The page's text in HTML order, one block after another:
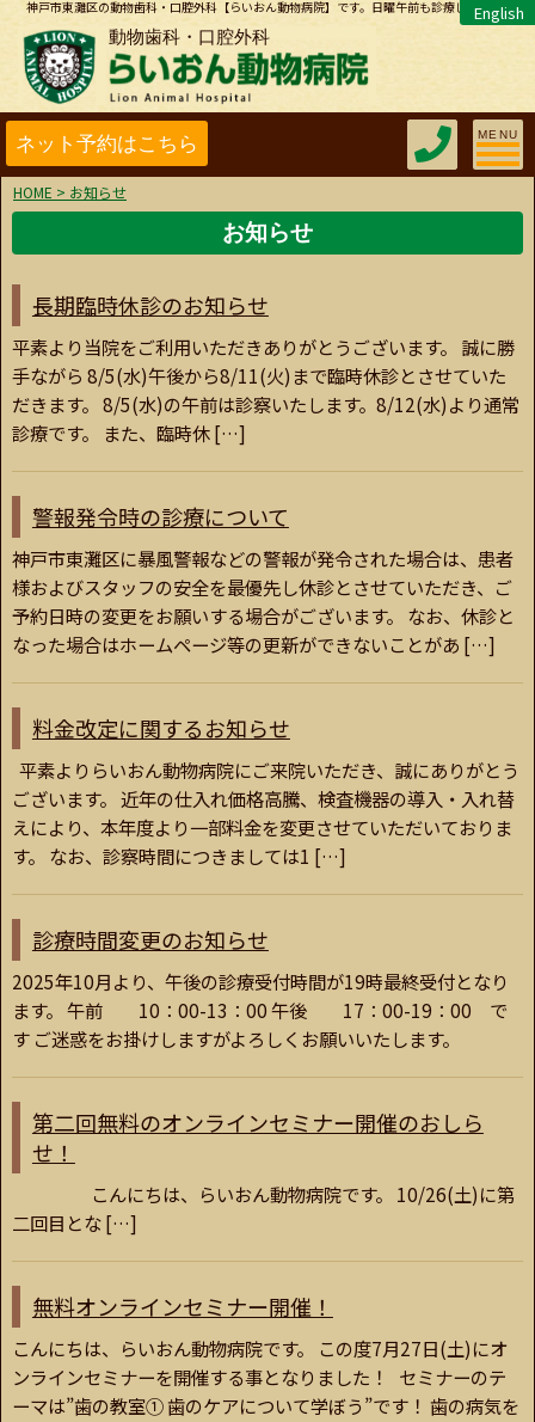
神戸市東灘区の動物歯科・口腔外科【らいおん動物病院】です。日曜午前も診療しています。
動物歯科・口腔外科
English
Toggle
MENU
HOME > お知らせ
お知らせ
長期臨時休診のお知らせ
平素より当院をご利用いただきありがとうございます。 誠に勝
手ながら 8/5(水)午後から8/11(火)まで臨時休診とさせていた
だきます。 8/5(水)の午前は診察いたします。8/12(水)より通常
診療です。 また、臨時休 […]
警報発令時の診療について
神戸市東灘区に暴風警報などの警報が発令された場合は、患者
様およびスタッフの安全を最優先し休診とさせていただき、ご
予約日時の変更をお願いする場合がございます。 なお、休診と
なった場合はホームページ等の更新ができないことがあ […]
料金改定に関するお知らせ
平素よりらいおん動物病院にご来院いただき、誠にありがとう
ございます。 近年の仕入れ価格高騰、検査機器の導入・入れ替
えにより、本年度より一部料金を変更させていただいておりま
す。 なお、診察時間につきましては1 […]
診療時間変更のお知らせ
2025年10月より、午後の診療受付時間が19時最終受付となり
ます。 午前 10：00-13：00 午後 17：00-19：00 で
す ご迷惑をお掛けしますがよろしくお願いいたします。
第二回無料のオンラインセミナー開催のおしら
せ！
こんにちは、らいおん動物病院です。 10/26(土)に第
二回目とな […]
無料オンラインセミナー開催！
こんにちは、らいおん動物病院です。 この度7月27日(土)にオ
ンラインセミナーを開催する事となりました！ セミナーのテ
ーマは”歯の教室① 歯のケアについて学ぼう”です！ 歯の病気を